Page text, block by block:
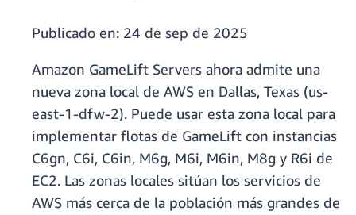
Publicado en: 24 de sep de 2025
Amazon GameLift Servers ahora admite una
nueva zona local de AWS en Dallas, Texas (us-
east-1-dfw-2). Puede usar esta zona local para
implementar flotas de GameLift con instancias
C6gn, C6i, C6in, M6g, M6i, M6in, M8g y R6i de
EC2. Las zonas locales sitúan los servicios de
AWS más cerca de la población más grandes de